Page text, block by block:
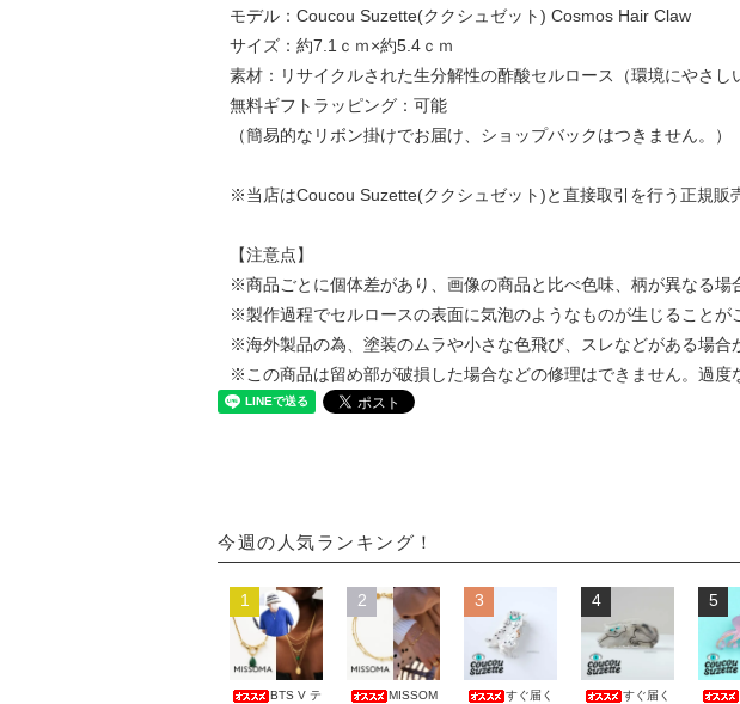
モデル：Coucou Suzette(ククシュゼット) Cosmos Hair Claw
サイズ：約7.1ｃｍ×約5.4ｃｍ
素材：リサイクルされた生分解性の酢酸セルロース（環境にやさし
無料ギフトラッピング：可能
（簡易的なリボン掛けでお届け、ショップバックはつきません。）
※当店はCoucou Suzette(ククシュゼット)と直接取引を行う正規販
【注意点】
※商品ごとに個体差があり、画像の商品と比べ色味、柄が異なる場
※製作過程でセルロースの表面に気泡のようなものが生じることが
※海外製品の為、塗装のムラや小さな色飛び、スレなどがある場合
※この商品は留め部が破損した場合などの修理はできません。過度
今週の人気ランキング！
1
BTS V テ
2
MISSOM
3
すぐ届く
4
すぐ届く
5